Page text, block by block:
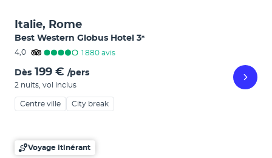
Italie, Rome
Best Western Globus Hotel 3*
4,0 1 880 avis
Dès 199 € /pers
2 nuits vol inclus
Centre ville City break
Voyage itinérant